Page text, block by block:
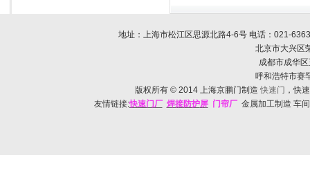
地址：上海市松江区思源北路4-6号 电话： 021-
北京市大兴区
成都市成华区
呼和浩特市赛
版权所有 © 2014 上海京鹏门制造 快速门 ，快
友情链接:快速门 厂 焊接防护屏 门帘厂 金属加工制造 车